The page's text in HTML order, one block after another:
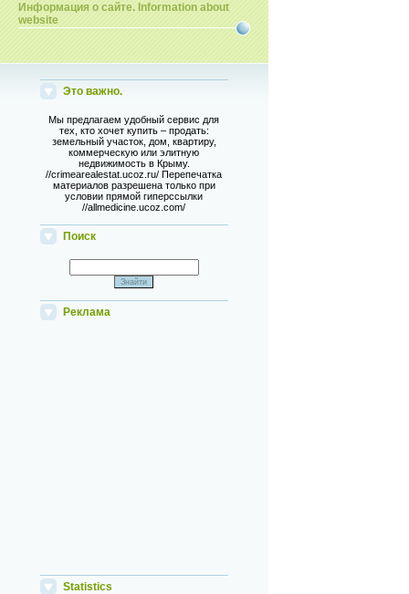
Информация о сайте. Information about
website
Это важно.
Мы предлагаем удобный сервис для
тех, кто хочет купить – продать:
земельный участок, дом, квартиру,
коммерческую или элитную
недвижимость в Крыму.
//crimearealestat.ucoz.ru/ Перепечатка
материалов разрешена только при
условии прямой гиперссылки
//allmedicine.ucoz.com/
Поиск
Реклама
Statistics